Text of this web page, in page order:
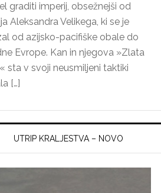
graditi imperij, obsežnejši od
Aleksandra Velikega, ki se je
od azijsko-pacifiške obale do
Evrope. Kan in njegova »Zlata
sta v svoji neusmiljeni taktiki
[…]
UTRIP KRALJESTVA – NOVO